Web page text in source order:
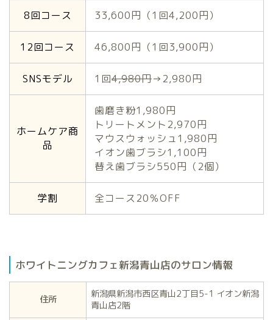
8回コース 33,600円（1回4,200円）
12回コース 46,800円（1回3,900円）
SNSモデル 1回4,980円→2,980円
ホームケア商
品
歯磨き粉1,980円
トリートメント2,970円
マウスウォッシュ1,980円
イオン歯ブラシ1,100円
替え歯ブラシ550円（2個）
学割 全コース20％OFF
ホワイトニングカフェ新潟青山店のサロン情報
住所
新潟県新潟市西区青山2丁目5-1 イオン新潟
青山店2階